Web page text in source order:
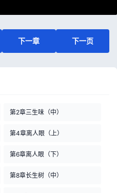
下一章 下一页
第2章三生味（中）
第4章离人眼（上）
第6章离人眼（下）
第8章长生树（中）